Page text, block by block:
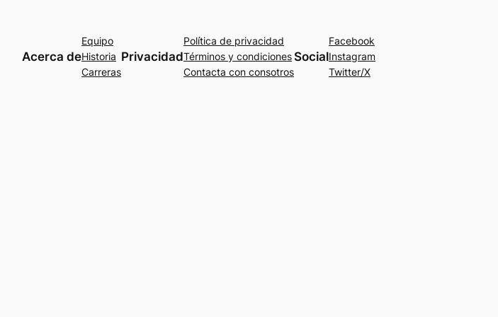
Acerca de
Equipo
Historia
Carreras
Privacidad
Política de privacidad
Términos y condiciones
Contacta con consotros
Social
Facebook
Instagram
Twitter/X